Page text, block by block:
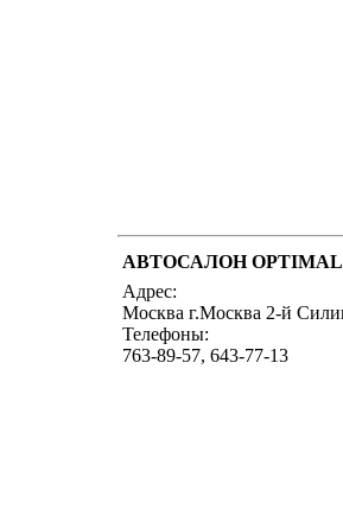
АВТОСАЛОН OPTIMAL
Адрес:
Москва г.Москва 2-й
Телефоны:
763-89-57, 643-77-13